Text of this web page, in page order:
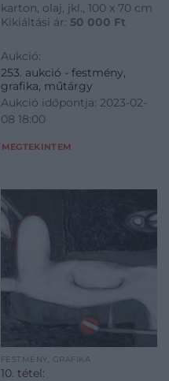
karton, olaj, jkl., 100 x 70 cm
Kikiáltási ár: 50 000 Ft
Aukció:
253. aukció - festmény,
grafika, műtárgy
Aukció időpontja: 2023-02-
08 18:00
MEGTEKINTEM
FESTMÉNY, GRAFIKA
10. tétel: